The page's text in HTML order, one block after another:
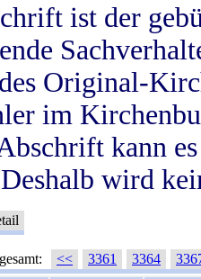
ist der
Original-
im
kann
wird
<< 3361 3364